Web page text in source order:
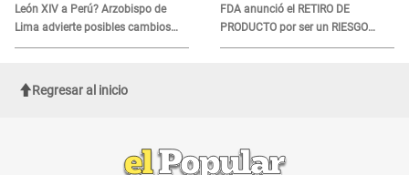
León XIV a Perú? Arzobispo de
Lima advierte posibles cambios
por fénomeno El Niño
FDA anunció el RETIRO DE
PRODUCTO por ser un RIESGO
MORTAL para consumidores: ¿Cuál
Regresar al inicio